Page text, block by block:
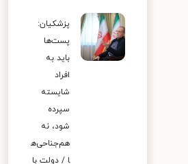
پزشکیان:
پست‌ها
باید به
افراد
شایسته
سپرده
شود، نه
هم‌جناحی‌ه
ا / دولت با